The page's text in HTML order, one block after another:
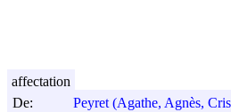
De:
Peyret (Agathe, Agnès,
affectation